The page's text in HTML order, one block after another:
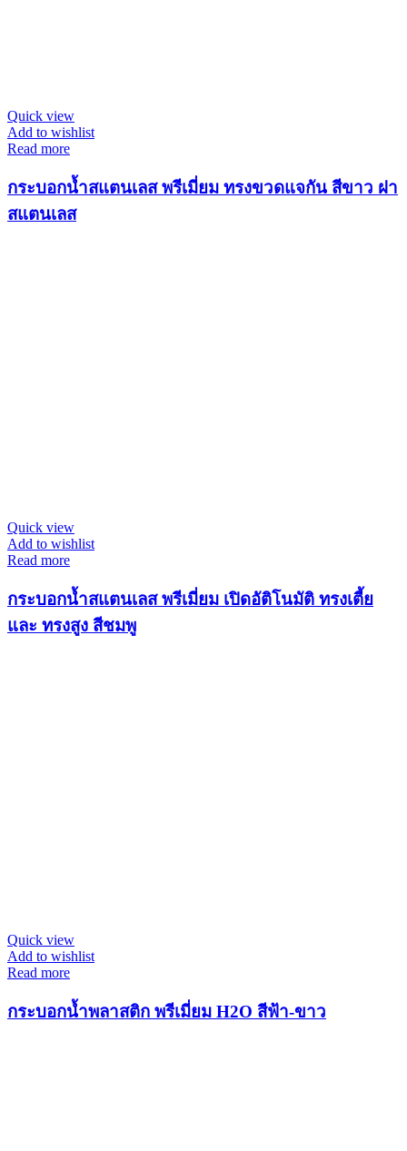
Quick view
Add to wishlist
Read more
กระบอกน้ำสแตนเลส พรีเมี่ยม ทรงขวดแจกัน สีขาว ฝา
สแตนเลส
Quick view
Add to wishlist
Read more
กระบอกน้ำสแตนเลส พรีเมี่ยม เปิดอัติโนมัติ ทรงเตี้ย
และ ทรงสูง สีชมพู
Quick view
Add to wishlist
Read more
กระบอกน้ำพลาสติก พรีเมี่ยม H2O สีฟ้า-ขาว